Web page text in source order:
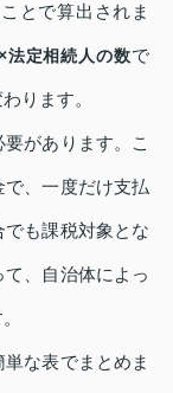
とで算出されま
法定相続人の数で
ります。
があります。こ
、一度だけ支払
も課税対象とな
、自治体によっ
な表でまとめま